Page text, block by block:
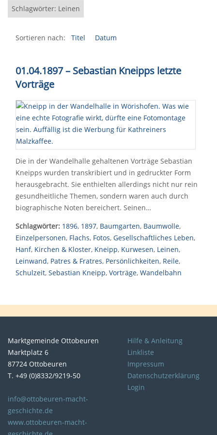
Schlagwörter: Leinen
Sortieren nach: Titel Datum
01.04.1897 – Sebastian Kneipps letzte
Vorträge
Die in der Wandelhalle gehaltenen Vorträge Sebastian
Kneipps wurden transkribiert und in gedruckter Form
herausgebracht. Sie enthielten allerdings nicht nur rein
gesundheitliche Themen, sondern waren auch durch
biographische Noten bereichert. Seinen…
Schlagwörter: 1896, 1897, Baumgarten, Baumwolle,
Einzelpersonen, Flachs, Fotos, Gesellschaftliches Leben,
Hanf, Kirchen & Kloster, Kneipp, Kurwesen, Leinen,
Leinwand, Patres & Fratres, Persönlichkeiten, Reile,
Schulzeit, Sebastian Kneipp, Vorträge, Wandelbahn
Marktgemeinde Ottobeuren
Marktplatz 6
87724 Ottobeuren
T. +49 (0)8332/9219-50
info@ottobeuren-macht-
geschichte.de
www.ottobeuren-macht-
Hilfe & Anleitung
Linkliste
Impressum
Datenschutzerklärung
Login